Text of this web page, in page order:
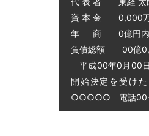
資 本 金 0,000
年 商 0億円内
負債総額 00億
平成00年0月00
開始決定を受け
○○○○○ 電話00-